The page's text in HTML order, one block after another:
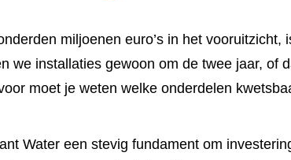
miljoenen euro’s in het vooruitzicht,
we installaties gewoon om de twee jaar, of
moet je weten welke onderdelen
Water een stevig fundament om